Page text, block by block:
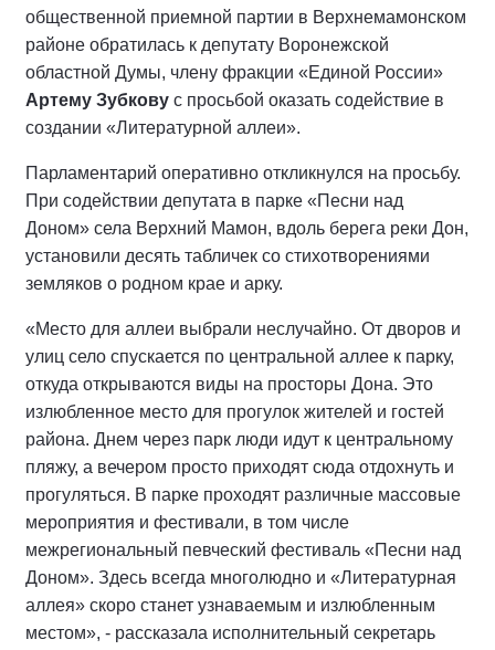
общественной приемной партии в Верхнемамонском
районе обратилась к депутату Воронежской
областной Думы, члену фракции «Единой России»
Артему Зубкову с просьбой оказать содействие в
создании «Литературной аллеи».
Парламентарий оперативно откликнулся на просьбу.
При содействии депутата в парке «Песни над
Доном» села Верхний Мамон, вдоль берега реки Дон,
установили десять табличек со стихотворениями
земляков о родном крае и арку.
«Место для аллеи выбрали неслучайно. От дворов и
улиц село спускается по центральной аллее к парку,
откуда открываются виды на просторы Дона. Это
излюбленное место для прогулок жителей и гостей
района. Днем через парк люди идут к центральному
пляжу, а вечером просто приходят сюда отдохнуть и
прогуляться. В парке проходят различные массовые
мероприятия и фестивали, в том числе
межрегиональный певческий фестиваль «Песни над
Доном». Здесь всегда многолюдно и «Литературная
аллея» скоро станет узнаваемым и излюбленным
местом», - рассказала исполнительный секретарь